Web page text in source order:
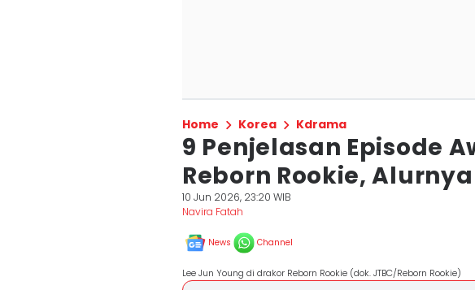
Home Korea Kdrama
9 Penjelasan Episode
Reborn Rookie,
10 Jun 2026, 23:20 WIB
Navira Fatah
News Channel
Lee Jun Young di drakor Reborn Rookie (dok. JTBC/Reborn Rookie)